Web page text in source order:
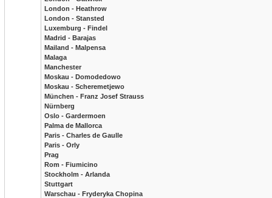
London - Heathrow
London - Stansted
Luxemburg - Findel
Madrid - Barajas
Mailand - Malpensa
Malaga
Manchester
Moskau - Domodedowo
Moskau - Scheremetjewo
München - Franz Josef Strauss
Nürnberg
Oslo - Gardermoen
Palma de Mallorca
Paris - Charles de Gaulle
Paris - Orly
Prag
Rom - Fiumicino
Stockholm - Arlanda
Stuttgart
Warschau - Fryderyka Chopina